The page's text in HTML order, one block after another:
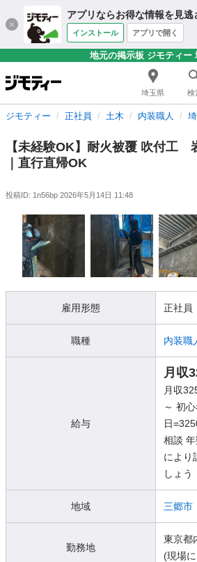
アプリならお得な情報を見逃
インストール アプリで開く
地元の掲示板 ジモティー
埼玉県 検
ジモティー 正社員 土木 内装職人
【未経験OK】耐火被覆 吹付工
｜直行直帰OK
投稿ID: 1n56bp 2026年5月14日 11:48
雇用形態 正社員
職種 内装職
給与
月収
月収
～ 初
日
相談
により
しょう
地域 三郷市
勤務地
東京都
(現場